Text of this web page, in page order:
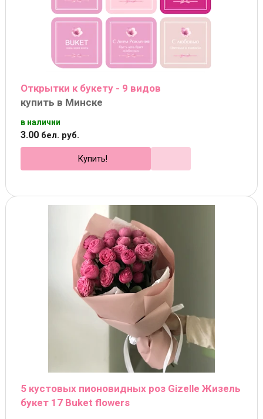
Открытки к букету - 9 видов
купить в Минске
в наличии
3.00 бел. руб.
Купить!
5 кустовых пионовидных роз Gizelle Жизель
букет 17 Buket flowers